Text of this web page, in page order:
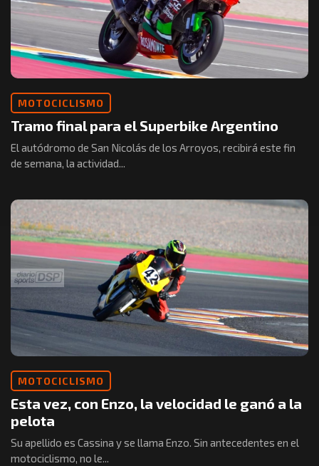
MOTOCICLISMO
Tramo final para el Superbike Argentino
El autódromo de San Nicolás de los Arroyos, recibirá este fin
de semana, la actividad...
MOTOCICLISMO
Esta vez, con Enzo, la velocidad le ganó a la
pelota
Su apellido es Cassina y se llama Enzo. Sin antecedentes en el
motociclismo, no le...